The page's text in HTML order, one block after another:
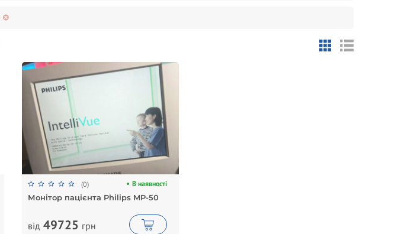
(0) В наявності
Монітор пацієнта Philips MP-50
від49725 грн